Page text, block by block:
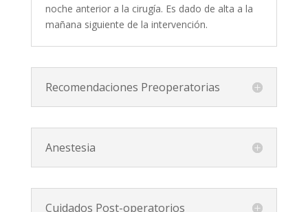
noche anterior a la cirugía. Es dado de alta a la
mañana siguiente de la intervención.
Recomendaciones Preoperatorias
Anestesia
Cuidados Post-operatorios